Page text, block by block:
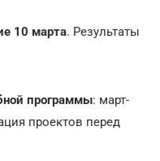
10 марта. Результаты
программы: март-
проектов перед